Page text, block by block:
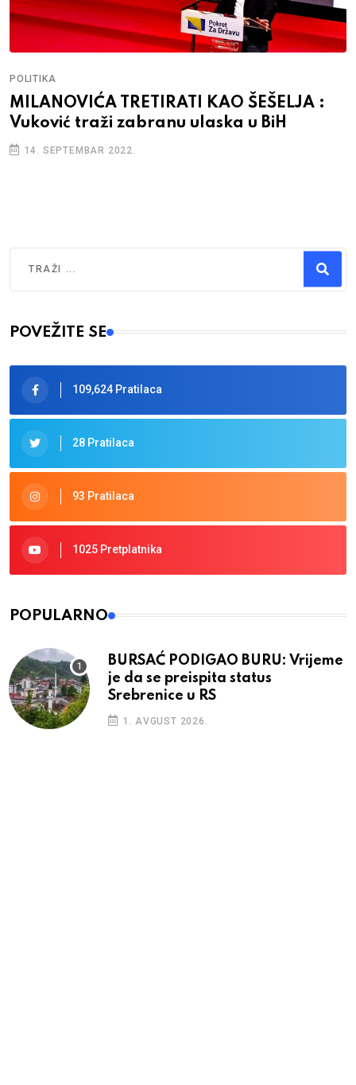
POLITIKA
MILANOVIĆA TRETIRATI KAO ŠEŠELJA :
Vuković traži zabranu ulaska u BiH
14. SEPTEMBAR 2022.
Type 2 or more characters for results.
POVEŽITE SE
109,624 Pratilaca
28 Pratilaca
93 Pratilaca
1025 Pretplatnika
POPULARNO
BURSAĆ PODIGAO BURU: Vrijeme
je da se preispita status
Srebrenice u RS
1. AVGUST 2026.